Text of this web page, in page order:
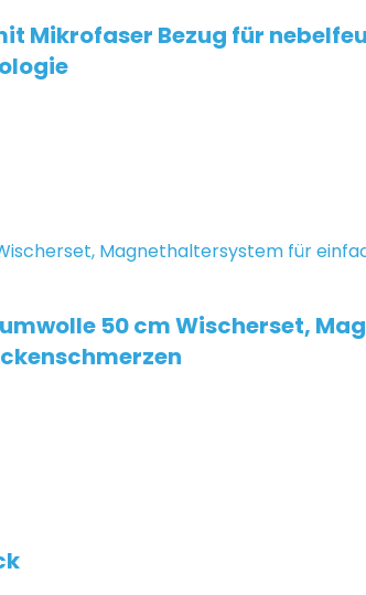
Mikrofaser Bezug für
50 cm Wischerset,